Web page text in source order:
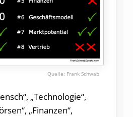
Frank Schwab
„Technologie“,
„Finanzen“,